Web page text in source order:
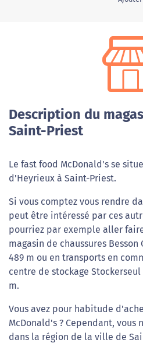
Description du
Saint-Priest
Le fast food McDonald's se
d'Heyrieux à Saint-Priest.
Si vous comptez vous rendre
peut être intéressé par ces
pourriez par exemple aller
magasin de chaussures
489 m ou en transports en
centre de stockage
m.
Vous avez pour habitude
McDonald's ? Cependant,
dans la région de la ville de